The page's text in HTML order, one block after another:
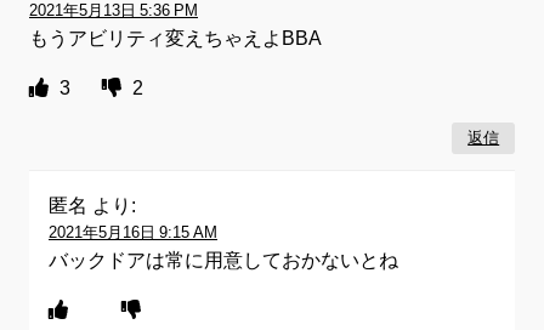
2021年5月13日 5:36 PM
もうアビリティ変えちゃえよBBA
3 2
返信
匿名 より:
2021年5月16日 9:15 AM
バックドアは常に用意しておかないとね